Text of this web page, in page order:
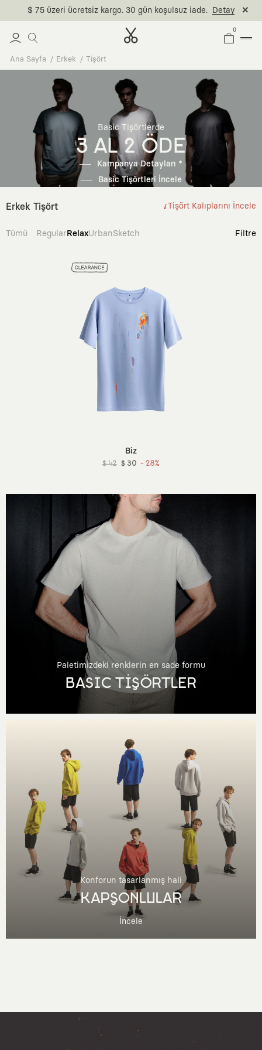
$ 75 üzeri ücretsiz kargo. 30 gün koşulsuz iade. Detay
0
Ana Sayfa Erkek Tişört
Basic Tişörtlerde
3 AL 2 ÖDE
Kampanya Detayları *
Basic Tişörtleri İncele
Erkek Tişört Tişört Kalıplarını İncele
Tümü RegularRelaxUrbanSketch Filtre
Biz
$ 42 $ 30 - 28%
Paletimizdeki renklerin en sade formu
BASIC TİŞÖRTLER
Konforun tasarlanmış hali
KAPŞONLULAR
İncele